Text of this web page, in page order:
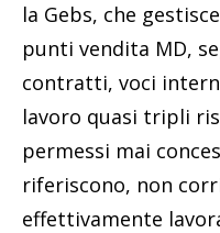
la Gebs, che
punti vendita MD,
contratti, voci
lavoro quasi tripli
permessi mai
riferiscono, non
effettivamente